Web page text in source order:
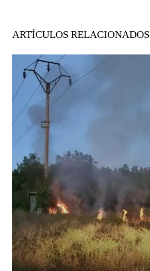
ARTÍCULOS RELACIONADOS